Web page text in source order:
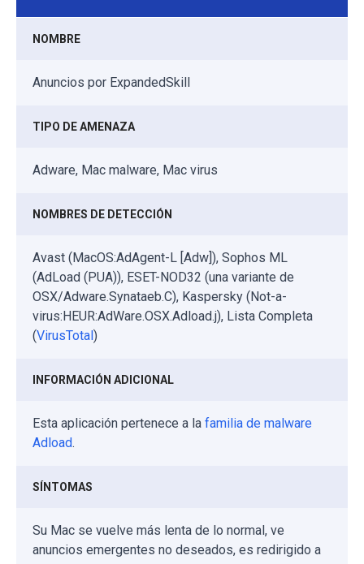
NOMBRE
Anuncios por ExpandedSkill
TIPO DE AMENAZA
Adware, Mac malware, Mac virus
NOMBRES DE DETECCIÓN
Avast (MacOS:AdAgent-L [Adw]), Sophos ML
(AdLoad (PUA)), ESET-NOD32 (una variante de
OSX/Adware.Synataeb.C), Kaspersky (Not-a-
virus:HEUR:AdWare.OSX.Adload.j), Lista Completa
(VirusTotal )
INFORMACIÓN ADICIONAL
Esta aplicación pertenece a la familia de malware
Adload.
SÍNTOMAS
Su Mac se vuelve más lenta de lo normal, ve
anuncios emergentes no deseados, es redirigido a